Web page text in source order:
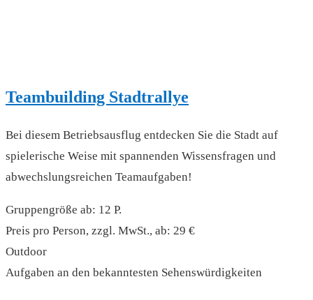
Teambuilding Stadtrallye
Bei diesem Betriebsausflug entdecken Sie die Stadt auf
spielerische Weise mit spannenden Wissensfragen und
abwechslungsreichen Teamaufgaben!
Gruppengröße ab: 12 P.
Preis pro Person, zzgl. MwSt., ab: 29 €
Outdoor
Aufgaben an den bekanntesten Sehenswürdigkeiten